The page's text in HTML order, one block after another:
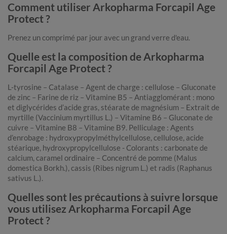
Comment utiliser Arkopharma Forcapil Age
Protect ?
Prenez un comprimé par jour avec un grand verre d'eau.
Quelle est la composition de Arkopharma
Forcapil Age Protect ?
L-tyrosine – Catalase – Agent de charge : cellulose – Gluconate
de zinc – Farine de riz – Vitamine B5 – Antiagglomérant : mono
et diglycérides d’acide gras, stéarate de magnésium – Extrait de
myrtille (Vaccinium myrtillus L.) – Vitamine B6 – Gluconate de
cuivre – Vitamine B8 – Vitamine B9. Pelliculage : Agents
d’enrobage : hydroxypropylméthylcellulose, cellulose, acide
stéarique, hydroxypropylcellulose - Colorants : carbonate de
calcium, caramel ordinaire – Concentré de pomme (Malus
domestica Borkh.), cassis (Ribes nigrum L.) et radis (Raphanus
sativus L.).
Quelles sont les précautions à suivre lorsque
vous utilisez Arkopharma Forcapil Age
Protect ?